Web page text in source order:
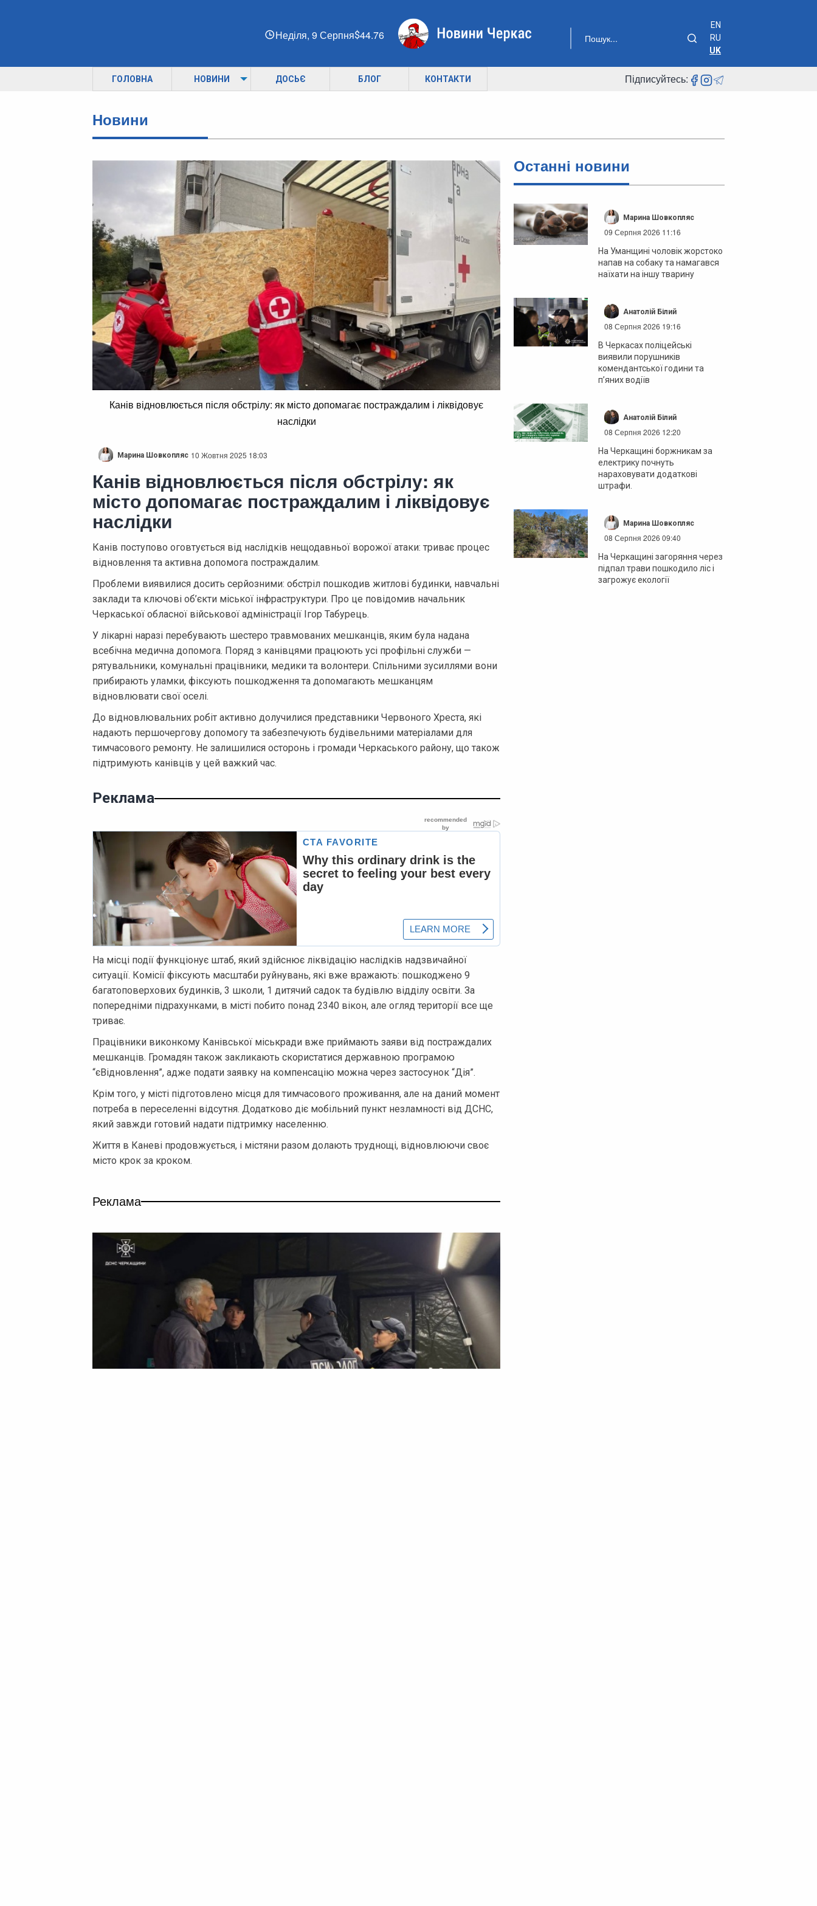
Неділя, 9 Серпня 44.76
EN
RU
UK
ГОЛОВНА НОВИНИ ДОСЬЄ БЛОГ КОНТАКТИ Підписуйтесь:
Новини
Канів відновлюється після обстрілу: як місто допомагає постраждалим і ліквідовує
наслідки
Марина Шовкопляс 10 Жовтня 2025 18:03
Канів відновлюється після обстрілу: як
місто допомагає постраждалим і ліквідовує
наслідки
Канів поступово оговтується від наслідків нещодавньої ворожої атаки: триває процес
відновлення та активна допомога постраждалим.
Проблеми виявилися досить серйозними: обстріл пошкодив житлові будинки, навчальні
заклади та ключові об’єкти міської інфраструктури. Про це повідомив начальник
Черкаської обласної військової адміністрації Ігор Табурець.
У лікарні наразі перебувають шестеро травмованих мешканців, яким була надана
всебічна медична допомога. Поряд з канівцями працюють усі профільні служби —
рятувальники, комунальні працівники, медики та волонтери. Спільними зусиллями вони
прибирають уламки, фіксують пошкодження та допомагають мешканцям
відновлювати свої оселі.
До відновлювальних робіт активно долучилися представники Червоного Хреста, які
надають першочергову допомогу та забезпечують будівельними матеріалами для
тимчасового ремонту. Не залишилися осторонь і громади Черкаського району, що також
підтримують канівців у цей важкий час.
Реклама
На місці події функціонує штаб, який здійснює ліквідацію наслідків надзвичайної
ситуації. Комісії фіксують масштаби руйнувань, які вже вражають: пошкоджено 9
багатоповерхових будинків, 3 школи, 1 дитячий садок та будівлю відділу освіти. За
попередніми підрахунками, в місті побито понад 2340 вікон, але огляд території все ще
триває.
Працівники виконкому Канівської міськради вже приймають заяви від постраждалих
мешканців. Громадян також закликають скористатися державною програмою
“єВідновлення”, адже подати заявку на компенсацію можна через застосунок “Дія”.
Крім того, у місті підготовлено місця для тимчасового проживання, але на даний момент
потреба в переселенні відсутня. Додатково діє мобільний пункт незламності від ДСНС,
який завжди готовий надати підтримку населенню.
Життя в Каневі продовжується, і містяни разом долають труднощі, відновлюючи своє
місто крок за кроком.
Реклама
Останні новини
Марина Шовкопляс
09 Серпня 2026 11:16
На Уманщині чоловік жорстоко
напав на собаку та намагався
наїхати на іншу тварину
Анатолій Білий
08 Серпня 2026 19:16
В Черкасах поліцейські
виявили порушників
комендантської години та
п’яних водіїв
Анатолій Білий
08 Серпня 2026 12:20
На Черкащині боржникам за
електрику почнуть
нараховувати додаткові
штрафи.
Марина Шовкопляс
08 Серпня 2026 09:40
На Черкащині загоряння через
підпал трави пошкодило ліс і
загрожує екології